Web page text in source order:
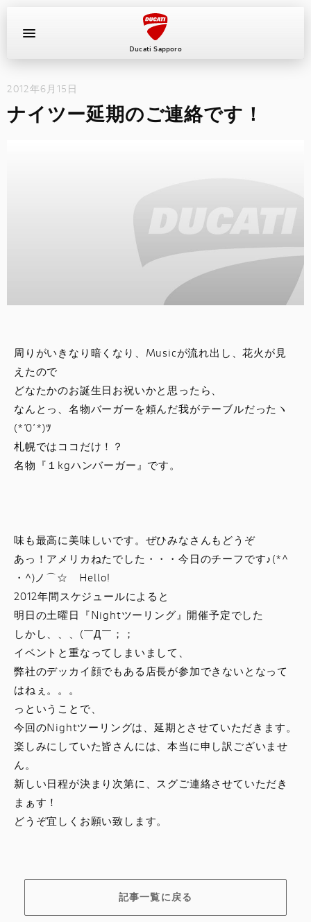
Ducati Sapporo
イベント
スタッフ
DUCATI OWNER’S CLUB
お支払いシミュレーション
お問合せ
2012年6月15日
ナイツー延期のご連絡です！
周りがいきなり暗くなり、Musicが流れ出し、花火が見
えたので
どなたかのお誕生日お祝いかと思ったら、
なんとっ、名物バーガーを頼んだ我がテーブルだったヽ
(*’0’*)ﾂ
札幌ではココだけ！？
名物『１kgハンバーガー』です。
味も最高に美味しいです。ぜひみなさんもどうぞ
あっ！アメリカねたでした・・・今日のチーフです♪(*^
・^)ノ⌒☆ Hello!
2012年間スケジュールによると
明日の土曜日『Nightツーリング』開催予定でした
しかし、、、(￣Д￣；；
イベントと重なってしまいまして、
弊社のデッカイ顔でもある店長が参加できないとなって
はねぇ。。。
っということで、
今回のNightツーリングは、延期とさせていただきます。
楽しみにしていた皆さんには、本当に申し訳ございませ
ん。
新しい日程が決まり次第に、スグご連絡させていただき
まぁす！
どうぞ宜しくお願い致します。
記事一覧に戻る